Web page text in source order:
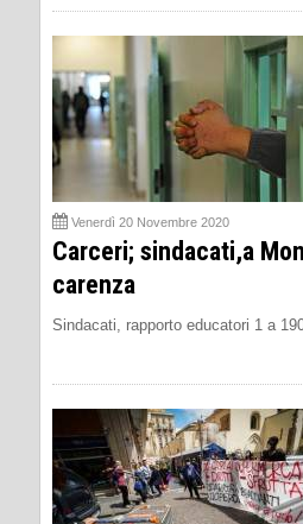
Venerdì 20 Novembre 2020
Carceri; sindacati,a
carenza
Sindacati, rapporto educatori 1 a